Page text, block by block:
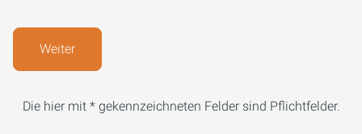
Weiter
Die hier mit * gekennzeichneten Felder sind Pflichtfelder.